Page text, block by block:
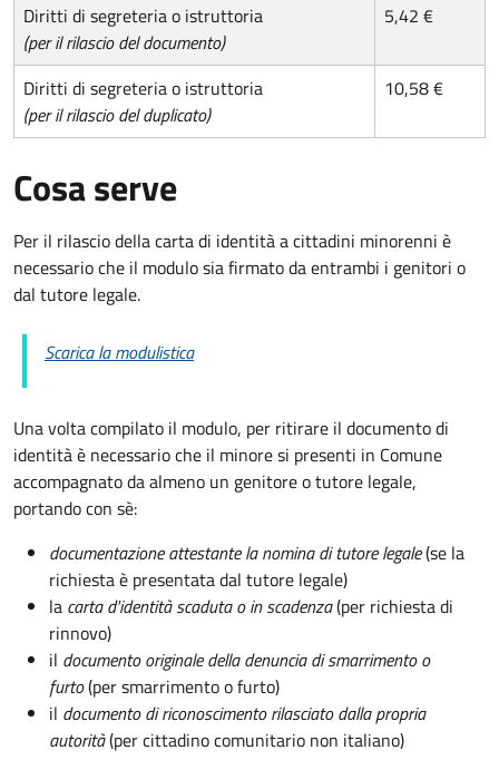
Diritti di segreteria o istruttoria
(per il rilascio del documento)
5,42 €
Diritti di segreteria o istruttoria
(per il rilascio del duplicato)
10,58 €
Cosa serve
Per il rilascio della carta di identità a cittadini minorenni è
necessario che il modulo sia firmato da entrambi i genitori o
dal tutore legale.
Scarica la modulistica
Una volta compilato il modulo, per ritirare il documento di
identità è necessario che il minore si presenti in Comune
accompagnato da almeno un genitore o tutore legale,
portando con sè:
documentazione attestante la nomina di tutore legale(se la
richiesta è presentata dal tutore legale)
la carta d'identità scaduta o in scadenza(per richiesta di
rinnovo)
il documento originale della denuncia di smarrimento o
furto(per smarrimento o furto)
il documento di riconoscimento rilasciato dalla propria
autorità(per cittadino comunitario non italiano)